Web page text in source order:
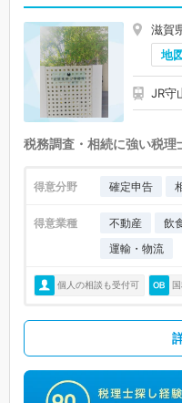
滋賀
地
JR守
税務調査・相続に強い税理
得意分野 確定申告
得意業種 不動産 飲
運輸・物流
個人の相談も受付可